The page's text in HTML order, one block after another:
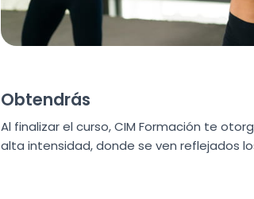
Obtendrás
Al finalizar el curso, CIM Formación te
alta intensidad, donde se ven reflejados